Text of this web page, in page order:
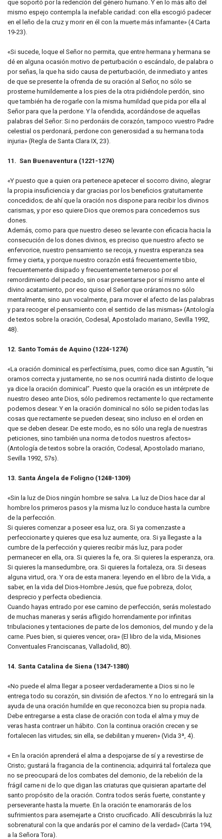
que soportó por la redención del género humano. Y en lo más alto del
mismo espejo contempla la inefable caridad: con ella escogió padecer
en el leño de la cruz y morir en él con la muerte más infamante» (4 Carta
19-23).
«Si sucede, loque el Señor no permita, que entre hermana y hermana se
dé en alguna ocasión motivo de perturbación o escándalo, de palabra o
por señas, la que ha sido causa de perturbación, de inmediato y antes
de que se presente la ofrenda de su oración al Señor, no sólo se
prosterne humildemente a los pies de la otra pidiéndole perdón, sino
que también ha de rogarle con la misma humildad que pida por ella al
Señor para que la perdone. Y la ofendida, acordándose de aquellas
palabras del Señor: Si no perdonáis de corazón, tampoco vuestro Padre
celestial os perdonará, perdone con generosidad a su hermana toda
injuria» (Regla de Santa Clara IX, 23).
11. San Buenaventura (1221-1274)
«Y puesto que a quien ora pertenece apetecer el socorro divino, alegrar
la propia insuficiencia y dar gracias por los beneficios gratuitamente
concedidos; de ahí que la oración nos dispone para recibir los divinos
carismas, y por eso quiere Dios que oremos para concedernos sus
dones.
Además, como para que nuestro deseo se levante con eficacia hacia la
consecución de los dones divinos, es preciso que nuestro afecto se
enfervorice, nuestro pensamiento se recoja, y nuestra esperanza sea
firme y cierta, y porque nuestro corazón está frecuentemente tibio,
frecuentemente disipado y frecuentemente temeroso por el
remordimiento del pecado, sin osar presentarse por sí mismo ante el
divino acatamiento, por eso quiso el Señor que oráramos no sólo
mentalmente, sino aun vocalmente, para mover el afecto de las palabras
y para recoger el pensamiento con el sentido de las mismas» (Antología
de textos sobre la oración, Codesal, Apostolado mariano, Sevilla 1992,
48).
12. Santo Tomás de Aquino (1224-1274)
«La oración dominical es perfectísima, pues, como dice san Agustín, “si
oramos correcta y justamente, no se nos ocurrirá nada distinto de loque
ya dice la oración dominical”. Puesto que la oración es un intérprete de
nuestro deseo ante Dios, sólo pediremos rectamente lo que rectamente
podemos desear. Y en la oración dominical no sólo se piden todas las
cosas que rectamente se pueden desear, sino incluso en el orden en
que se deben desear. De este modo, es no sólo una regla de nuestras
peticiones, sino también una norma de todos nuestros afectos»
(Antología de textos sobre la oración, Codesal, Apostolado mariano,
Sevilla 1992, 57s).
13. Santa Ángela de Foligno (1248-1309)
«Sin la luz de Dios ningún hombre se salva. La luz de Dios hace dar al
hombre los primeros pasos y la misma luz lo conduce hasta la cumbre
de la perfección.
Si quieres comenzar a poseer esa luz, ora. Si ya comenzaste a
perfeccionarte y quieres que esa luz aumente, ora. Si ya llegaste a la
cumbre de la perfección y quieres recibir más luz, para poder
permanecer en ella, ora. Si quieres la fe, ora. Si quieres la esperanza, ora.
Si quieres la mansedumbre, ora. Si quieres la fortaleza, ora. Si deseas
alguna virtud, ora. Y ora de esta manera: leyendo en el libro de la Vida, a
saber, en la vida del Dios-Hombre Jesús, que fue pobreza, dolor,
desprecio y perfecta obediencia.
Cuando hayas entrado por ese camino de perfección, serás molestado
de muchas maneras y serás afligido horrendamente por infinitas
tribulaciones y tentaciones de parte de los demonios, del mundo y de la
carne. Pues bien, si quieres vencer, ora» (El libro de la vida, Misiones
Conventuales Franciscanas, Valladolid, 80).
14. Santa Catalina de Siena (1347-1380)
«No puede el alma llegar a poseer verdaderamente a Dios si no le
entrega todo su corazón, sin división de afectos. Y no lo entregará sin la
ayuda de una oración humilde en que reconozca bien su propia nada.
Debe entregarse a esta clase de oración con toda el alma y muy de
veras hasta contraer un hábito. Con la continua oración crecen y se
fortalecen las virtudes; sin ella, se debilitan y mueren» (Vida 3ª, 4).
« En la oración aprenderá el alma a despojarse de sí y a revestirse de
Cristo; gustará la fragancia de la continencia; adquirirá tal fortaleza que
no se preocupará de los combates del demonio, de la rebelión de la
frágil carne ni de lo que digan las criaturas que quisieran apartarte del
santo propósito de la oración. Contra todos serás fuerte, constante y
perseverante hasta la muerte. En la oración te enamorarás de los
sufrimientos para asemejarte a Cristo crucificado. Allí descubrirás la luz
sobrenatural con la que andarás por el camino de la verdad» (Carta 194,
a la Señora Tora).